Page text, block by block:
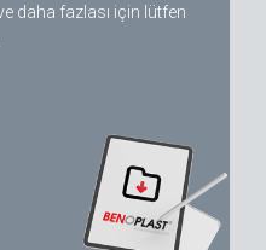
daha fazlası için lütfen